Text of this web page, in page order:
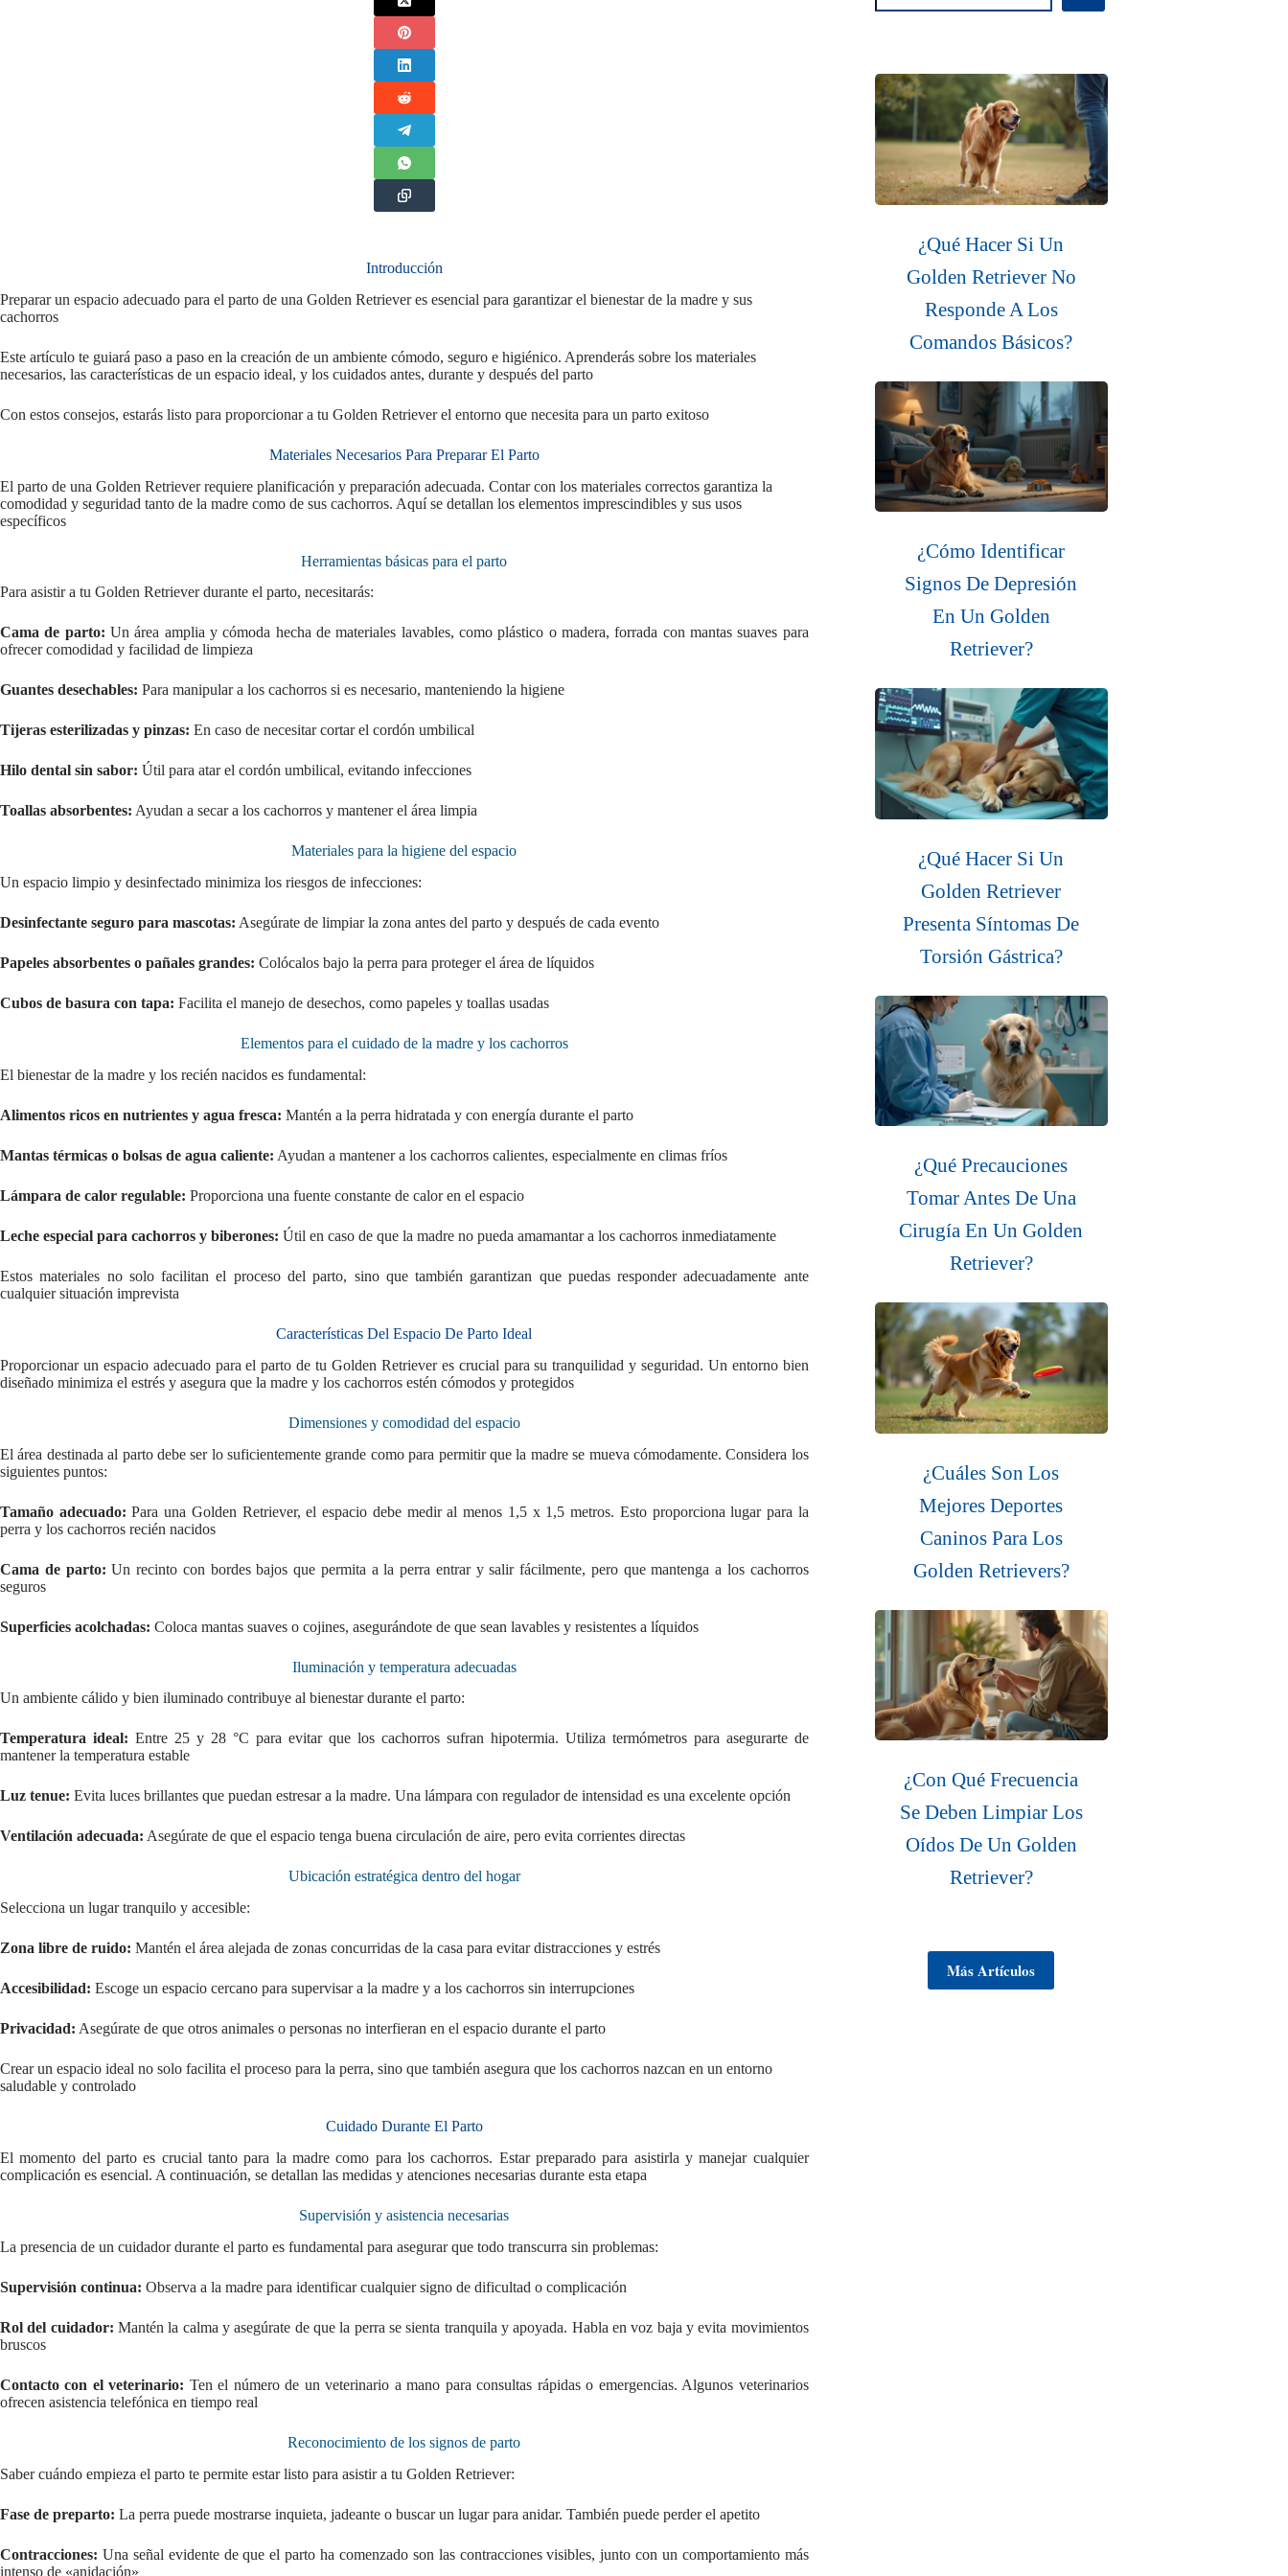
Introducción
Preparar un espacio adecuado para el parto de una Golden Retriever es esencial para garantizar el bienestar de la madre y sus
cachorros
Este artículo te guiará paso a paso en la creación de un ambiente cómodo, seguro e higiénico. Aprenderás sobre los materiales
necesarios, las características de un espacio ideal, y los cuidados antes, durante y después del parto
Con estos consejos, estarás listo para proporcionar a tu Golden Retriever el entorno que necesita para un parto exitoso
Materiales Necesarios Para Preparar El Parto
El parto de una Golden Retriever requiere planificación y preparación adecuada. Contar con los materiales correctos garantiza la
comodidad y seguridad tanto de la madre como de sus cachorros. Aquí se detallan los elementos imprescindibles y sus usos
específicos
Herramientas básicas para el parto
Para asistir a tu Golden Retriever durante el parto, necesitarás:
Cama de parto: Un área amplia y cómoda hecha de materiales lavables, como plástico o madera, forrada con mantas suaves para
ofrecer comodidad y facilidad de limpieza
Guantes desechables: Para manipular a los cachorros si es necesario, manteniendo la higiene
Tijeras esterilizadas y pinzas: En caso de necesitar cortar el cordón umbilical
Hilo dental sin sabor: Útil para atar el cordón umbilical, evitando infecciones
Toallas absorbentes: Ayudan a secar a los cachorros y mantener el área limpia
Materiales para la higiene del espacio
Un espacio limpio y desinfectado minimiza los riesgos de infecciones:
Desinfectante seguro para mascotas: Asegúrate de limpiar la zona antes del parto y después de cada evento
Papeles absorbentes o pañales grandes: Colócalos bajo la perra para proteger el área de líquidos
Cubos de basura con tapa: Facilita el manejo de desechos, como papeles y toallas usadas
Elementos para el cuidado de la madre y los cachorros
El bienestar de la madre y los recién nacidos es fundamental:
Alimentos ricos en nutrientes y agua fresca: Mantén a la perra hidratada y con energía durante el parto
Mantas térmicas o bolsas de agua caliente: Ayudan a mantener a los cachorros calientes, especialmente en climas fríos
Lámpara de calor regulable: Proporciona una fuente constante de calor en el espacio
Leche especial para cachorros y biberones: Útil en caso de que la madre no pueda amamantar a los cachorros inmediatamente
Estos materiales no solo facilitan el proceso del parto, sino que también garantizan que puedas responder adecuadamente ante
cualquier situación imprevista
Características Del Espacio De Parto Ideal
Proporcionar un espacio adecuado para el parto de tu Golden Retriever es crucial para su tranquilidad y seguridad. Un entorno bien
diseñado minimiza el estrés y asegura que la madre y los cachorros estén cómodos y protegidos
Dimensiones y comodidad del espacio
El área destinada al parto debe ser lo suficientemente grande como para permitir que la madre se mueva cómodamente. Considera los
siguientes puntos:
Tamaño adecuado: Para una Golden Retriever, el espacio debe medir al menos 1,5 x 1,5 metros. Esto proporciona lugar para la
perra y los cachorros recién nacidos
Cama de parto: Un recinto con bordes bajos que permita a la perra entrar y salir fácilmente, pero que mantenga a los cachorros
seguros
Superficies acolchadas: Coloca mantas suaves o cojines, asegurándote de que sean lavables y resistentes a líquidos
Iluminación y temperatura adecuadas
Un ambiente cálido y bien iluminado contribuye al bienestar durante el parto:
Temperatura ideal: Entre 25 y 28 °C para evitar que los cachorros sufran hipotermia. Utiliza termómetros para asegurarte de
mantener la temperatura estable
Luz tenue: Evita luces brillantes que puedan estresar a la madre. Una lámpara con regulador de intensidad es una excelente opción
Ventilación adecuada: Asegúrate de que el espacio tenga buena circulación de aire, pero evita corrientes directas
Ubicación estratégica dentro del hogar
Selecciona un lugar tranquilo y accesible:
Zona libre de ruido: Mantén el área alejada de zonas concurridas de la casa para evitar distracciones y estrés
Accesibilidad: Escoge un espacio cercano para supervisar a la madre y a los cachorros sin interrupciones
Privacidad: Asegúrate de que otros animales o personas no interfieran en el espacio durante el parto
Crear un espacio ideal no solo facilita el proceso para la perra, sino que también asegura que los cachorros nazcan en un entorno
saludable y controlado
Cuidado Durante El Parto
El momento del parto es crucial tanto para la madre como para los cachorros. Estar preparado para asistirla y manejar cualquier
complicación es esencial. A continuación, se detallan las medidas y atenciones necesarias durante esta etapa
Supervisión y asistencia necesarias
La presencia de un cuidador durante el parto es fundamental para asegurar que todo transcurra sin problemas:
Supervisión continua: Observa a la madre para identificar cualquier signo de dificultad o complicación
Rol del cuidador: Mantén la calma y asegúrate de que la perra se sienta tranquila y apoyada. Habla en voz baja y evita movimientos
bruscos
Contacto con el veterinario: Ten el número de un veterinario a mano para consultas rápidas o emergencias. Algunos veterinarios
ofrecen asistencia telefónica en tiempo real
Reconocimiento de los signos de parto
Saber cuándo empieza el parto te permite estar listo para asistir a tu Golden Retriever:
Fase de preparto: La perra puede mostrarse inquieta, jadeante o buscar un lugar para anidar. También puede perder el apetito
Contracciones: Una señal evidente de que el parto ha comenzado son las contracciones visibles, junto con un comportamiento más
intenso de «anidación»
¿Qué Hacer Si Un
Golden Retriever No
Responde A Los
Comandos Básicos?
¿Cómo Identificar
Signos De Depresión
En Un Golden
Retriever?
¿Qué Hacer Si Un
Golden Retriever
Presenta Síntomas De
Torsión Gástrica?
¿Qué Precauciones
Tomar Antes De Una
Cirugía En Un Golden
Retriever?
¿Cuáles Son Los
Mejores Deportes
Caninos Para Los
Golden Retrievers?
¿Con Qué Frecuencia
Se Deben Limpiar Los
Oídos De Un Golden
Retriever?
Más Artículos